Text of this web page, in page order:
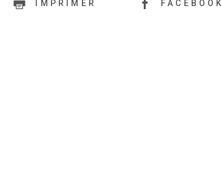
IMPRIMER FACEBOOK